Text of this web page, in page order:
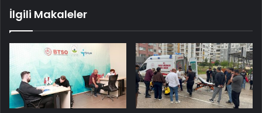
İlgili Makaleler